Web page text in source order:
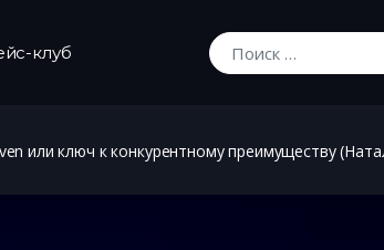
клуб
Искать:
или ключ к конкурентному преимуществу